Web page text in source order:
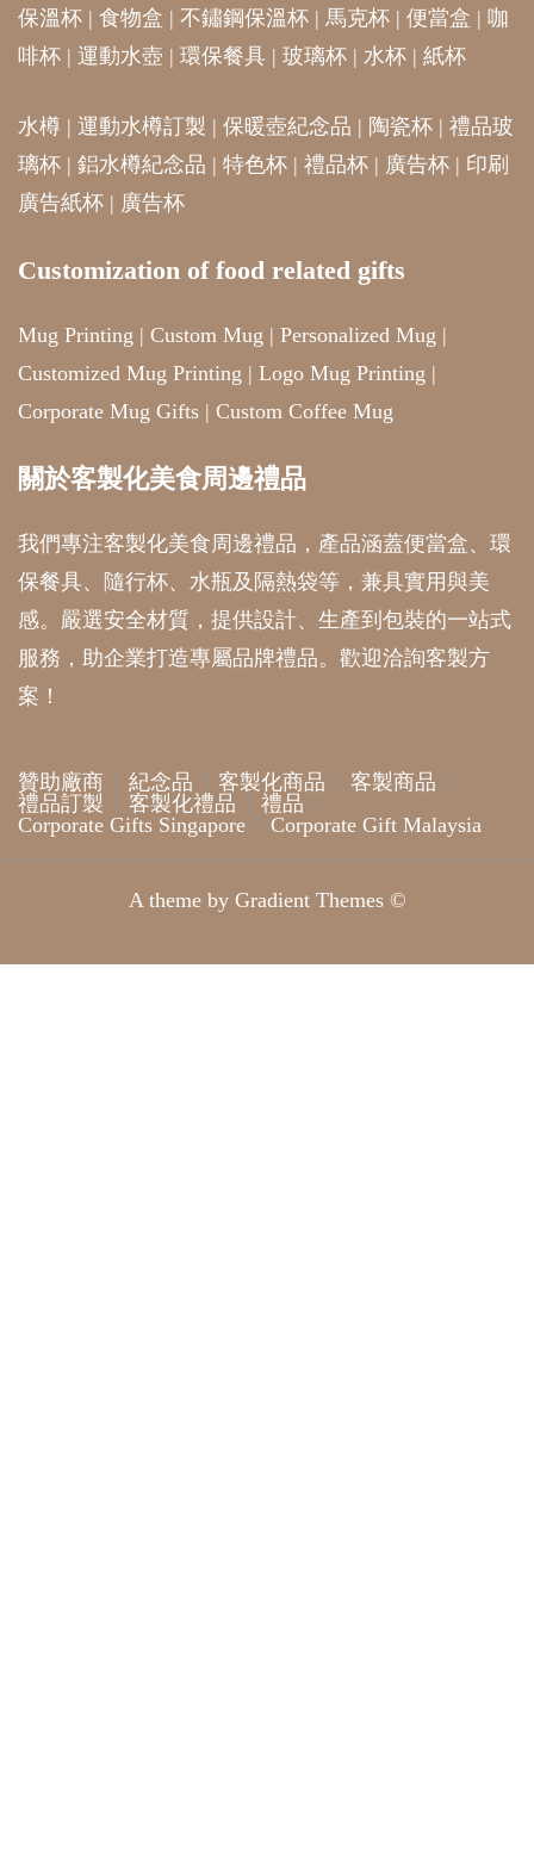
保溫杯 | 食物盒 | 不鏽鋼保溫杯 | 馬克杯 | 便當盒 | 咖
啡杯 | 運動水壺 | 環保餐具 | 玻璃杯 | 水杯 | 紙杯
水樽 | 運動水樽訂製 | 保暖壺紀念品 | 陶瓷杯 | 禮品玻
璃杯 | 鋁水樽紀念品 | 特色杯 | 禮品杯 | 廣告杯 | 印刷
廣告紙杯 | 廣告杯
Customization of food related gifts
Mug Printing | Custom Mug | Personalized Mug |
Customized Mug Printing | Logo Mug Printing |
Corporate Mug Gifts | Custom Coffee Mug
關於客製化美食周邊禮品
我們專注客製化美食周邊禮品，產品涵蓋便當盒、環
保餐具、隨行杯、水瓶及隔熱袋等，兼具實用與美
感。嚴選安全材質，提供設計、生產到包裝的一站式
服務，助企業打造專屬品牌禮品。歡迎洽詢客製方
案！
贊助廠商 紀念品 客製化商品
客製商品
禮品訂製
客製化禮品
禮品
Corporate Gifts Singapore
Corporate Gift Malaysia
A theme by Gradient Themes ©